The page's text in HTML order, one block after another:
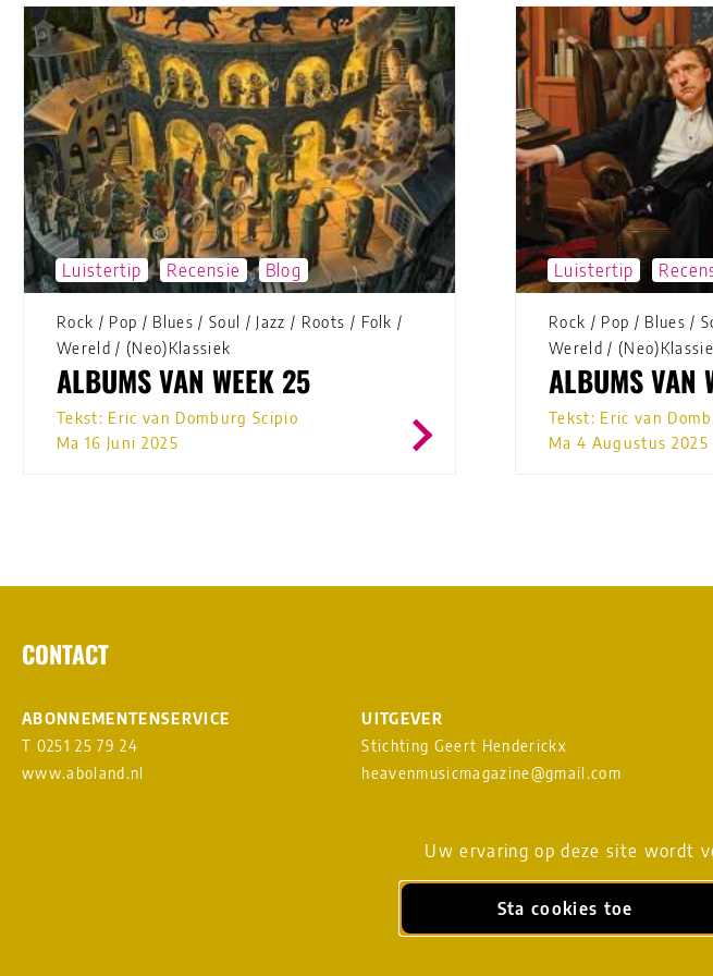
Uw ervaring op deze site wordt
Sta cookies toe
Luistertip Recensie Blog
Rock / Pop / Blues / Soul / Jazz / Roots / Folk /
Wereld / (Neo)Klassiek
ALBUMS VAN WEEK 25
Tekst: Eric van Domburg Scipio
Ma 16 Juni 2025
Luistertip
Rock / Pop / Blues /
Wereld /
ALBUMS VAN
Tekst: Eric van
Ma 4 Augustus 2025
CONTACT
ABONNEMENTENSERVICE
T 0251 25 79 24
www.aboland.nl
UITGEVER
Stichting Geert Henderickx
heavenmusicmagazine@gmail.com